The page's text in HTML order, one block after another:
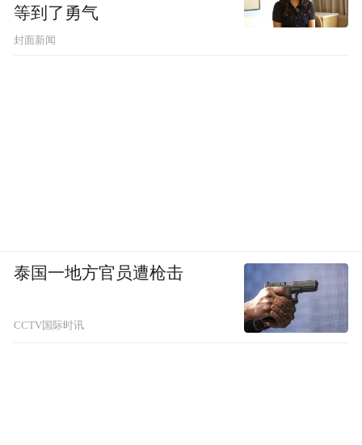
等到了勇气
封面新闻
泰国一地方官员遭枪击
CCTV国际时讯